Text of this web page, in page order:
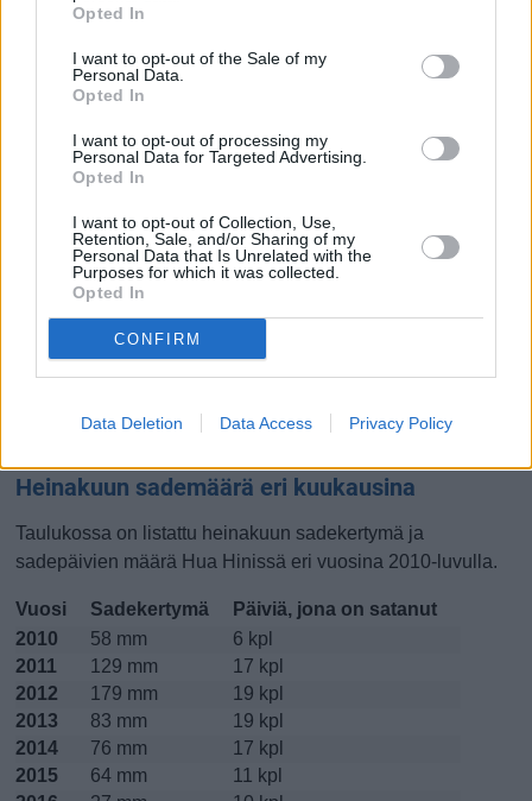
Opted In
I want to opt-out of the Sale of my
Personal Data.
Opted In
I want to opt-out of processing my
Personal Data for Targeted Advertising.
Opted In
I want to opt-out of Collection, Use,
Retention, Sale, and/or Sharing of my
Personal Data that Is Unrelated with the
Purposes for which it was collected.
Opted In
CONFIRM
Data Deletion Data Access Privacy Policy
Entä muut kuukaudet? Miten paljon Hua
Tammikuussa Helmikuussa Maaliskuussa
Huhtikuussa Toukokuussa Kesäkuussa
Heinäkuussa Elokuussa Syyskuussa
Lokakuussa
Kiinnostavatko lämpötilat?
lämmintä Hua Hinissä on ollut heinakuussa
Heinakuun sademäärä eri kuukausina
Taulukossa on listattu heinakuun sadekertymä ja
sadepäivien määrä Hua Hinissä eri vuosina 2010-luvulla.
Vuosi Sadekertymä
Päiviä, jona on satanut
2010
58 mm
6 kpl
2011
129 mm
17 kpl
2012
179 mm
19 kpl
2013
83 mm
19 kpl
2014
76 mm
17 kpl
2015
64 mm
11 kpl